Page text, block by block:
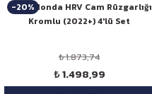
-20%
Niken Honda HRV Cam Rüzgarlığı
Kromlu (2022+) 4'lü Set
₺ 1.873,74
₺ 1.498,99